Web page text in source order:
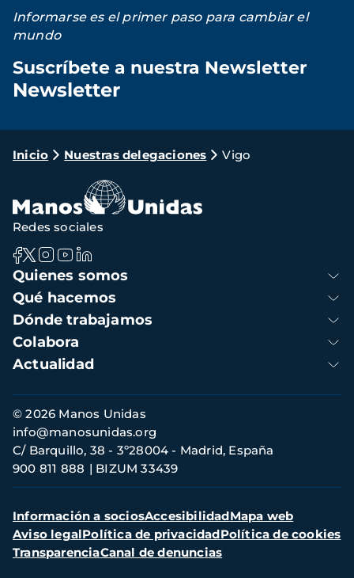
Informarse es el primer paso para cambiar el
mundo
Suscríbete a nuestra Newsletter
Newsletter
Ruta
navegación
Inicio Nuestras delegaciones Vigo
Navegación
principal
Quienes somos
Qué hacemos
Dónde trabajamos
Colabora
Actualidad
Redes sociales
Información
de
contacto
© 2026 Manos Unidas
C/ Barquillo, 38 - 3º28004 - Madrid, España
900 811 888
BIZUM 33439
info@manosunidas.org
Menú
secundario
Información a sociosAccesibilidadMapa web
Aviso legalPolítica de privacidadPolítica de cookies
TransparenciaCanal de denuncias